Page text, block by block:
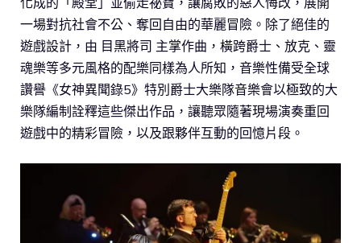
一場對抗社會不公、奪回自由的華麗冒險。除了絕佳的
遊戲設計，由 目黑將司 主掌作曲，橫跨爵士、放克、靈
魂樂等多元風格的配樂同樣為人所知，音樂性備受全球
讚譽《女神異聞錄5》特別爵士大樂隊音樂會以極致的大
樂隊編制詮釋這些傑出作品，讓聽眾隨著現場演奏重回
遊戲中的精彩冒險，以及跟夥伴互動的回憶片段。